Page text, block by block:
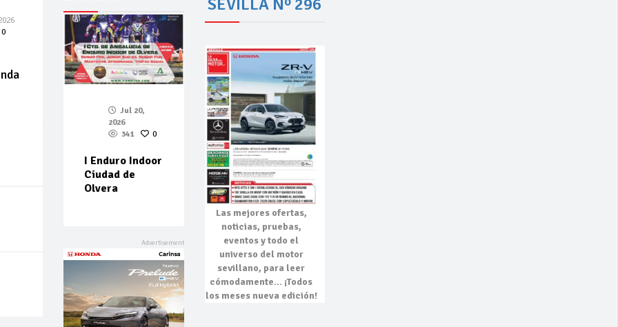
0
Jul 20,
2026
341
0
I Enduro Indoor
Ciudad de
Olvera
Las mejores ofertas,
noticias, pruebas,
eventosy todo el
universo del motor
sevillano, para leer
cómodamente… ¡Todos
los meses nueva edición!